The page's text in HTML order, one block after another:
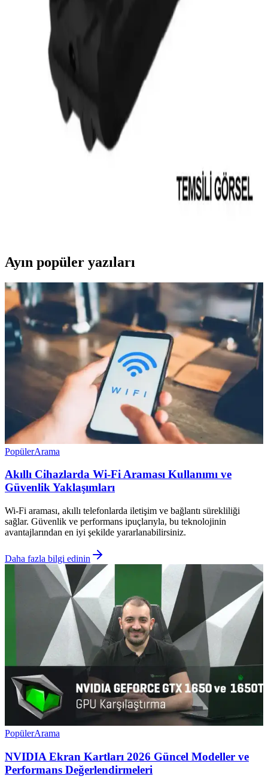
Kärcher Dikey Süpürge Modelleri ve Temizlikteki
Avantajları Hakkında Bilgi
Kärcher dikey süpürgeler hafif, çok yönlü ve yüksek performanslı
temizlik çözümleri sunar. Filtrasyon ve kablosuz özellikleriyle ev ve
ofis temizliğinde pratiklik sağlar.
Viomi Dikey Süpürge: Hafif ve Güçlü Tasarımıyla
Ev Temizliğinde Yenilikçi Çözüm
Viomi dikey süpürge, kablosuz ve hafif tasarımıyla pratik temizlik
sağlar. Güçlü emiş ve çeşitli aksesuarlarıyla derinlemesine temizlik
yapar, zaman ve enerji tasarrufu sağlar.
Performanslı ve Uzun Ömürlü Seçenekler
Ayın popüler yazıları
PopülerArama
Akıllı Cihazlarda Wi-Fi Araması Kullanımı ve
Güvenlik Yaklaşımları
Wi-Fi araması, akıllı telefonlarda iletişim ve bağlantı sürekliliği
sağlar. Güvenlik ve performans ipuçlarıyla, bu teknolojinin
avantajlarından en iyi şekilde yararlanabilirsiniz.
Daha fazla bilgi edinin
PopülerArama
NVIDIA Ekran Kartları 2026 Güncel Modeller ve
Performans Değerlendirmeleri